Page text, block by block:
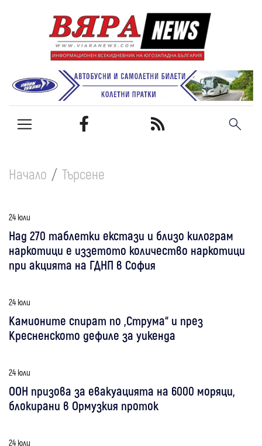
Начало Търсене
24 юли
Над 270 таблетки екстази и близо килограм
наркотици е иззетото количество наркотици
при акцията на ГДНП в София
24 юли
Камионите спират по „Струма“ и през
Кресненското дефиле за уикенда
24 юли
ООН призова за евакуацията на 6000 моряци,
блокирани в Ормузкия проток
24 юли